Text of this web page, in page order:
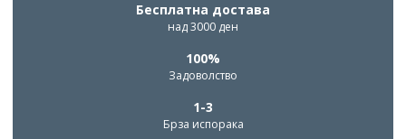
Бесплатна достава
над 3000 ден
100%
Задоволство
1-3
Брза испорака